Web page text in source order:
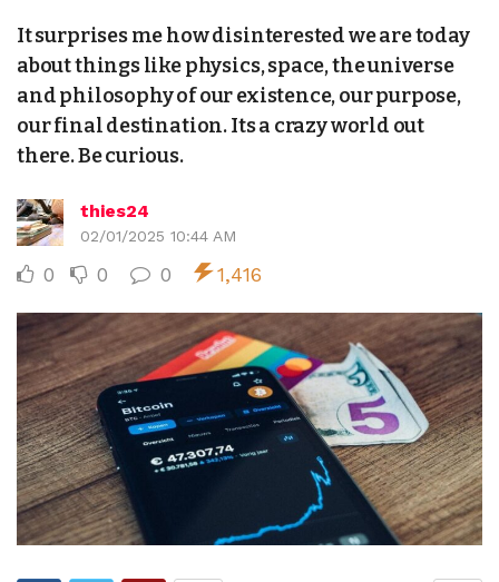
It surprises me how disinterested we are today
about things like physics, space, the universe
and philosophy of our existence, our purpose,
our final destination. Its a crazy world out
there. Be curious.
thies24
02/01/2025 10:44 AM
0 0 0 1,416